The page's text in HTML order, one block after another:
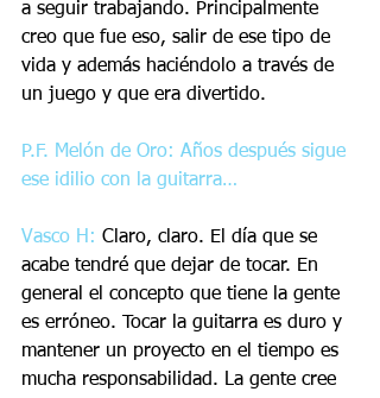
a seguir trabajando. Principalmente
creo que fue eso, salir de ese tipo de
vida y además haciéndolo a través de
un juego y que era divertido.
P.F. Melón de Oro: Años después sigue
ese idilio con la guitarra…
Vasco H: Claro, claro. El día que se
acabe tendré que dejar de tocar. En
general el concepto que tiene la gente
es erróneo. Tocar la guitarra es duro y
mantener un proyecto en el tiempo es
mucha responsabilidad. La gente cree